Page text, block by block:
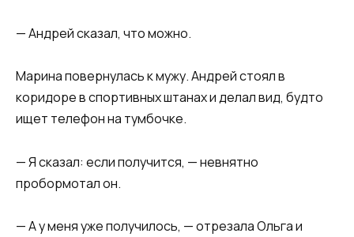
— Андрей сказал, что можно.
Марина повернулась к мужу. Андрей стоял в
коридоре в спортивных штанах и делал вид, будто
ищет телефон на тумбочке.
— Я сказал: если получится, — невнятно
пробормотал он.
— А у меня уже получилось, — отрезала Ольга и